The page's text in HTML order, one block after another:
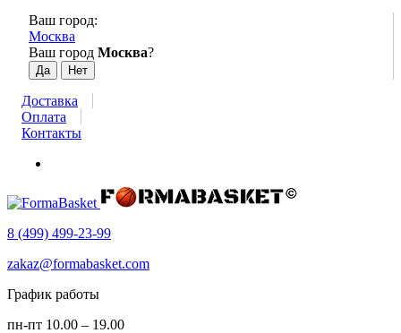
Ваш город:
Москва
Ваш город Москва?
Доставка
Оплата
Контакты
8 (499) 499-23-99
zakaz@formabasket.com
График работы
пн-пт 10.00 – 19.00